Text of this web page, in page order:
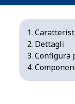
Dettagli
Configura